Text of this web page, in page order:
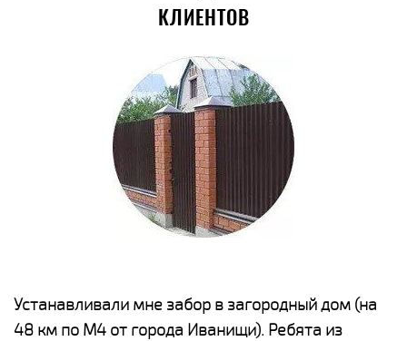
КЛИЕНТОВ
Устанавливали мне забор в загородный дом (на
48 км по М4 от города Иванищи). Ребята из